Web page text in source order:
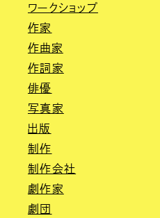
ワークショップ
作家
作曲家
作詞家
俳優
写真家
出版
制作
制作会社
劇作家
劇団